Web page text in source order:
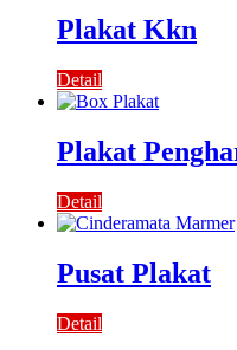
Plakat Kkn
Detail
Plakat
Detail
Pusat Plakat
Detail